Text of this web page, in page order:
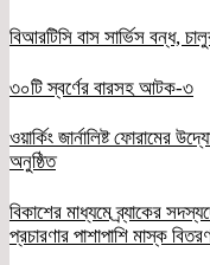
বিআরটিসি বাস সার্ভিস বন্ধ,
৩০টি স্বর্ণের বারসহ আটক-৩
ওয়ার্কিং জার্নালিষ্ট ফোরামের
অনুষ্ঠিত
বিকাশের মাধ্যমে ব্র্যাকের
প্রচারণার পাশাপাশি মাস্ক